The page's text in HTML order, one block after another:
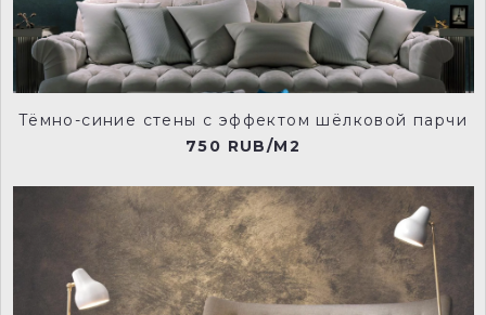
Тёмно-синие стены с эффектом шёлковой парчи
750 RUB/M2